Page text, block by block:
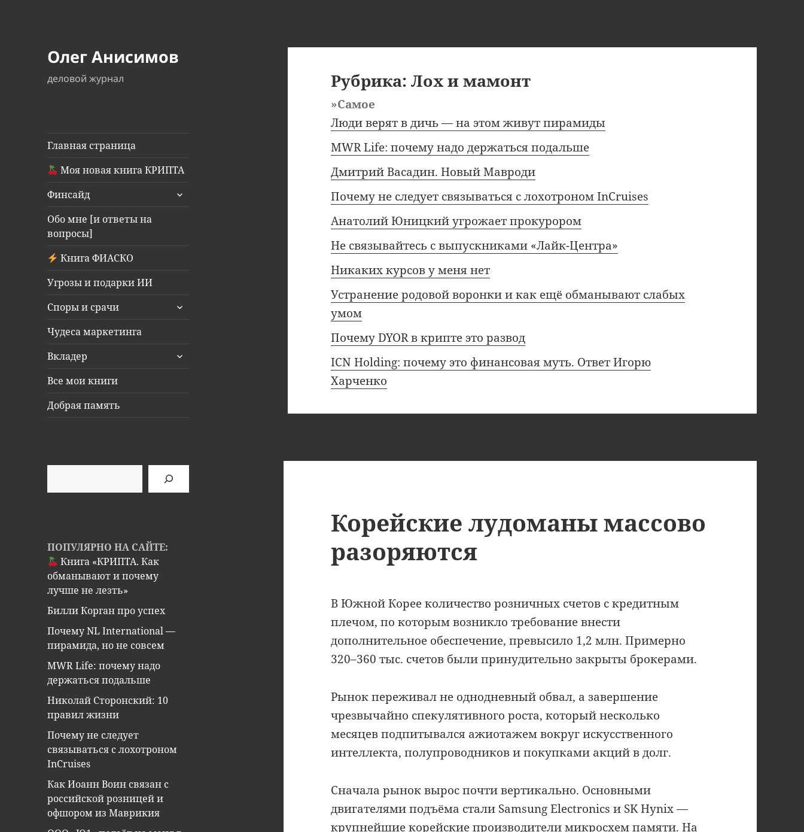
Олег Анисимов
деловой журнал
Главная страница
Моя новая книга КРИПТА
Финсайд
раскрыть
Обо мне [и ответы на
вопросы]
Книга ФИАСКО
Угрозы и подарки ИИ
Споры и срачи
раскрыть
Чудеса маркетинга
Вкладер
раскрыть
Все мои книги
Добрая память
ПОПУЛЯРНО НА САЙТЕ:
Книга «КРИПТА. Как
обманывают и почему
лучше не лезть»
Билли Корган про успех
Почему NL International —
пирамида, но не совсем
MWR Life: почему надо
держаться подальше
Николай Сторонский: 10
правил жизни
Почему не следует
связываться с лохотроном
InCruises
Как Иоанн Воин связан с
российской розницей и
офшором из Маврикия
Рубрика:Лох и мамонт
»Самое
Люди верят в дичь — на этом живут пирамиды
MWR Life: почему надо держаться подальше
Дмитрий Васадин. Новый Мавроди
Почему не следует связываться с лохотроном InCruises
Анатолий Юницкий угрожает прокурором
Не связывайтесь с выпускниками «Лайк-Центра»
Никаких курсов у меня нет
Устранение родовой воронки и как ещё обманывают слабых
умом
Почему DYOR в крипте это развод
ICN Holding: почему это финансовая муть. Ответ Игорю
Харченко
Корейские лудоманы массово
разоряются
В Южной Корее количество розничных счетов с кредитным
плечом, по которым возникло требование внести
дополнительное обеспечение, превысило 1,2 млн. Примерно
320–360 тыс. счетов были принудительно закрыты брокерами.
Рынок переживал не однодневный обвал, а завершение
чрезвычайно спекулятивного роста, который несколько
месяцев подпитывался ажиотажем вокруг искусственного
интеллекта, полупроводников и покупками акций в долг.
Сначала рынок вырос почти вертикально. Основными
двигателями подъёма стали Samsung Electronics и SK Hynix —
крупнейшие корейские производители микросхем памяти. На